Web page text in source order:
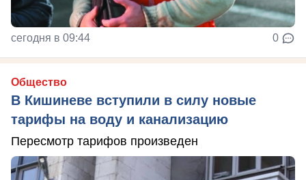
сегодня в 09:44 0
Общество
В Кишиневе вступили в силу новые
тарифы на воду и канализацию
Пересмотр тарифов произведен